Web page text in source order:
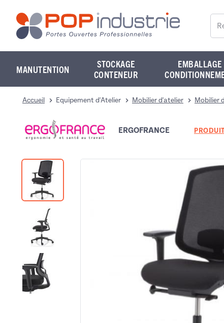
MANUTENTION
STOCKAGE
CONTENEUR
EMBALLAGE
Accueil Equipement d'Atelier Mobilier d'atelier Mobilier
ERGOFRANCE